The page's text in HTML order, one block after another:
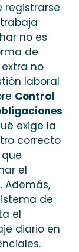
registrarse
no es
de
no
laboral
Control
exige la
correcto
el
Además,
de
el
diario en